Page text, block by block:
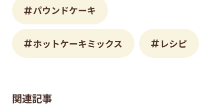
パウンドケーキ
ホットケーキミックス レシピ
関連記事